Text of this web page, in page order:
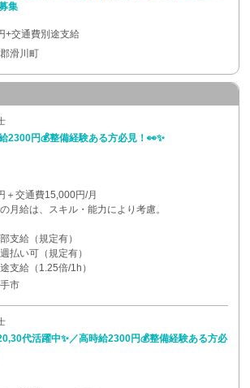
集
+交通費別途支給
滑川町
2300円💰整備経験ある方必見！👀✨
＋交通費15,000円/月
月給は、スキル・能力により考慮。
支給（規定有）
払い可（規定有）
支給（1.25倍/1h）
市
代活躍中✨／高時給2300円💰整備経験ある方必